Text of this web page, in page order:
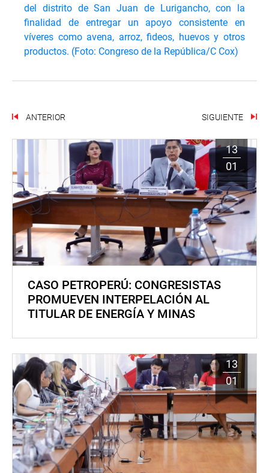
del distrito de San Juan de Lurigancho, con la
finalidad de entregar un apoyo consistente en
víveres como avena, arroz, fideos, huevos y otros
productos. (Foto: Congreso de la República/C Cox)
ANTERIOR SIGUIENTE
13
01
CASO PETROPERÚ: CONGRESISTAS
PROMUEVEN INTERPELACIÓN AL
TITULAR DE ENERGÍA Y MINAS
13
01